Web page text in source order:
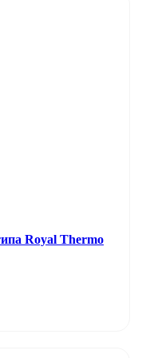
Royal Thermo